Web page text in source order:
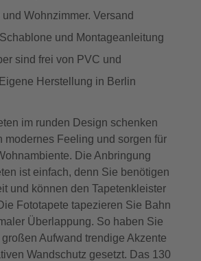
Wohnzimmer. Versand
und Montageanleitung
sind frei von PVC und
Herstellung in Berlin
im runden Design schenken
modernes Feeling und sorgen für
Die Anbringung
ist einfach, denn Sie benötigen
und können den Tapetenkleister
Fototapete tapezieren Sie Bahn
Überlappung. So haben Sie
Aufwand trendige Akzente
Wandschutz gesetzt. Das 130